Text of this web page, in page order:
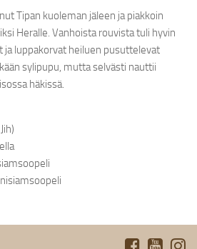
Tipan kuoleman jäleen ja piakkoin
Heralle. Vanhoista rouvista tuli hyvin
ja luppakorvat heiluen pusuttelevat
sylipupu, mutta selvästi nauttii
häkissä.